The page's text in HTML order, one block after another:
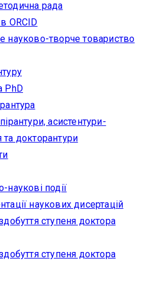
рада
ORCID
науково-творче товариство
PhD
асистентури-
докторантури
наукові події
наукових дисертацій
ступеня доктора
ступеня доктора